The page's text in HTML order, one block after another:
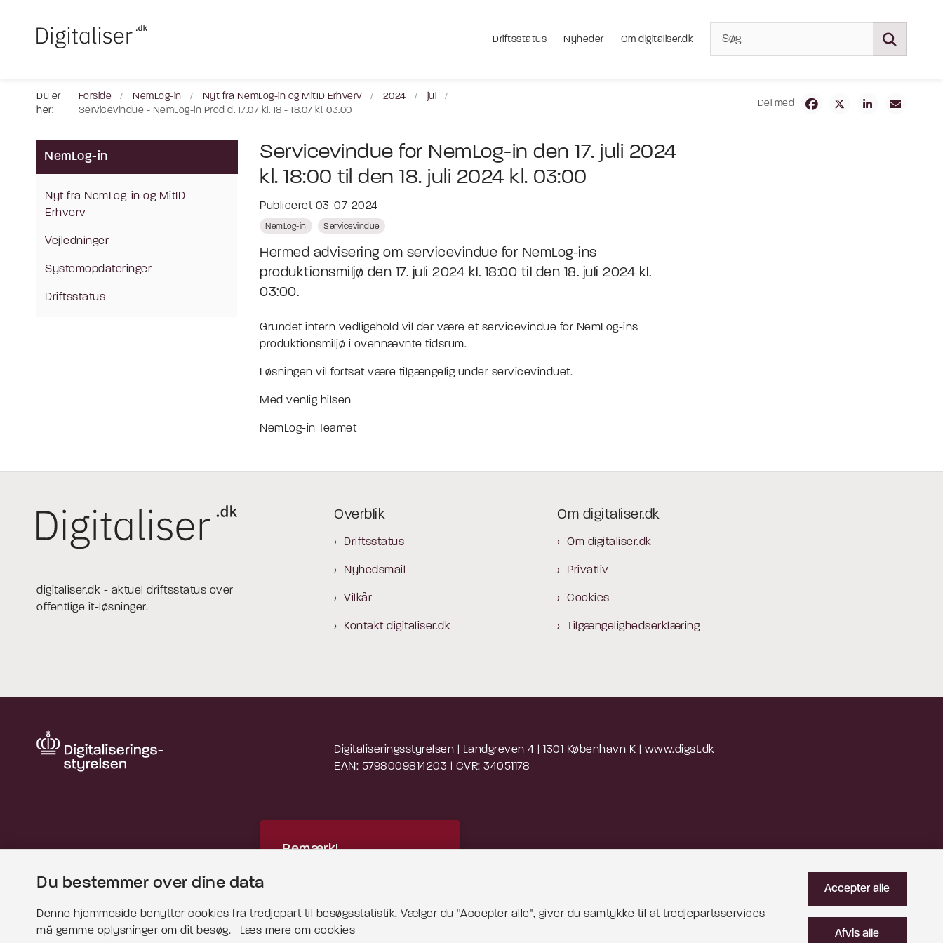
Driftsstatus Nyheder Om digitaliser.dk
Du er
her:
Forside NemLog-in Nyt fra NemLog-in og MitID Erhverv 2024
jul
Servicevindue - NemLog-in Prod d. 17.07 kl. 18 - 18.07 kl. 03.00
Del med
NemLog-in
Nyt fra NemLog-in og MitID
Erhverv
Vejledninger
Systemopdateringer
Driftsstatus
Servicevindue for NemLog-in den 17. juli 2024
kl. 18:00 til den 18. juli 2024 kl. 03:00
Publiceret 03-07-2024
NemLog-in Servicevindue
Hermed advisering om servicevindue for NemLog-ins
produktionsmiljø den 17. juli 2024 kl. 18:00 til den 18. juli 2024 kl.
03:00.
Grundet intern vedligehold vil der være et servicevindue for NemLog-ins
produktionsmiljø i ovennævnte tidsrum.
Løsningen vil fortsat være tilgængelig under servicevinduet.
Med venlig hilsen
NemLog-in Teamet
digitaliser.dk - aktuel driftsstatus over
offentlige it-løsninger.
Overblik
Driftsstatus
Nyhedsmail
Vilkår
Kontakt digitaliser.dk
Om digitaliser.dk
Om digitaliser.dk
Privatliv
Cookies
Tilgængelighedserklæring
Digitaliseringsstyrelsen | Landgreven 4 | 1301 København K | www.digst.dk
EAN: 5798009814203 | CVR: 34051178
Bemærk!
Læs mere om cookies
Du bestemmer over dine data
Denne hjemmeside benytter cookies fra tredjepart til besøgsstatistik. Vælger du ''Accepter alle'', giver du samtykke til at tredjepartsservices
må gemme oplysninger om dit besøg.
Læs mere om cookies
Accepter alle
Afvis alle